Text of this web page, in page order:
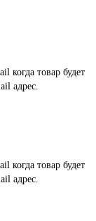
когда товар будет
адрес.
когда товар будет
адрес.